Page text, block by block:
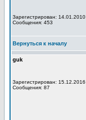
Зарегистрирован: 14.01.2010
Сообщения: 453
Вернуться к началу
guk
Зарегистрирован: 15.12.2016
Сообщения: 87